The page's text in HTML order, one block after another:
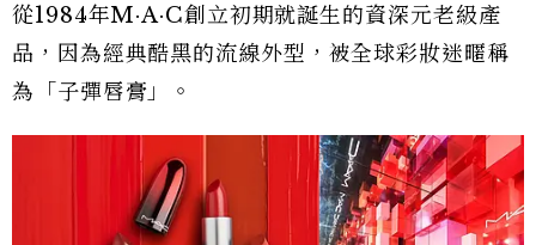
從1984年M·A·C創立初期就誕生的資深元老級產
品，因為經典酷黑的流線外型，被全球彩妝迷暱稱
為「子彈唇膏」。